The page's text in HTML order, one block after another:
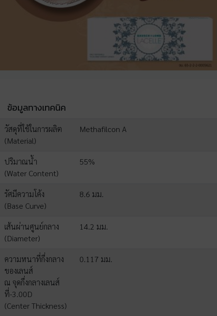
ข้อมูลทางเทคนิค
วัสดุที่ใช้ในการผลิต
(Material)
Methafilcon A
ปริมาณน้ำ
(Water Content)
55%
รัศมีความโค้ง
(Base Curve)
8.6 มม.
เส้นผ่านศูนย์กลาง
(Diameter)
14.2 มม.
ความหนาที่กึ่งกลาง
ของเลนส์
ณ จุดกึ่งกลางเลนส์
ที่-3.00D
(Center Thickness)
0.117 มม.